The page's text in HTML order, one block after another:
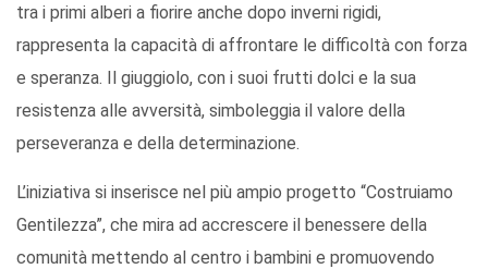
tra i primi alberi a fiorire anche dopo inverni rigidi,
rappresenta la capacità di affrontare le difficoltà con forza
e speranza. Il giuggiolo, con i suoi frutti dolci e la sua
resistenza alle avversità, simboleggia il valore della
perseveranza e della determinazione.
L’iniziativa si inserisce nel più ampio progetto “Costruiamo
Gentilezza”, che mira ad accrescere il benessere della
comunità mettendo al centro i bambini e promuovendo